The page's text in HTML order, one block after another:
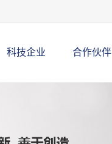
科技企业 合作伙伴